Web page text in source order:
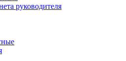
руководителя